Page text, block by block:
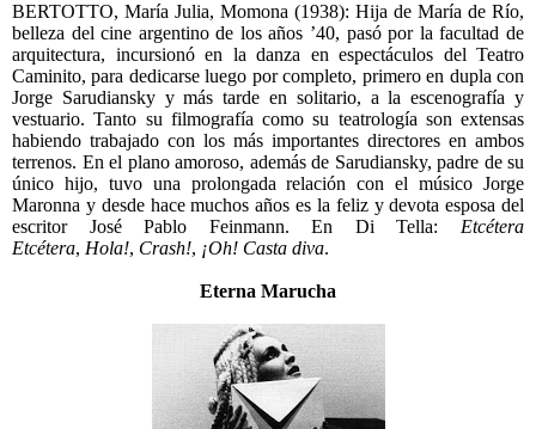
BERTOTTO, María Julia, Momona (1938): Hija de María de Río,
belleza del cine argentino de los años ’40, pasó por la facultad de
arquitectura, incursionó en la danza en espectáculos del Teatro
Caminito, para dedicarse luego por completo, primero en dupla con
Jorge Sarudiansky y más tarde en solitario, a la escenografía y
vestuario. Tanto su filmografía como su teatrología son extensas
habiendo trabajado con los más importantes directores en ambos
terrenos. En el plano amoroso, además de Sarudiansky, padre de su
único hijo, tuvo una prolongada relación con el músico Jorge
Maronna y desde hace muchos años es la feliz y devota esposa del
escritor José Pablo Feinmann. En Di Tella: Etcétera
Etcétera, Hola!, Crash!, ¡Oh! Casta diva.
Eterna Marucha